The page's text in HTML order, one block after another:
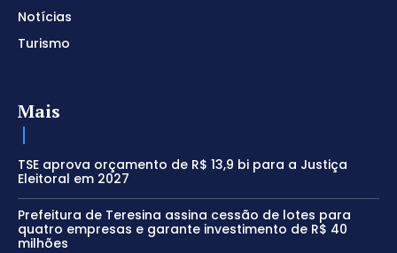
Notícias
Turismo
Mais
TSE aprova orçamento de R$ 13,9 bi para a Justiça
Eleitoral em 2027
Prefeitura de Teresina assina cessão de lotes para
quatro empresas e garante investimento de R$ 40
milhões